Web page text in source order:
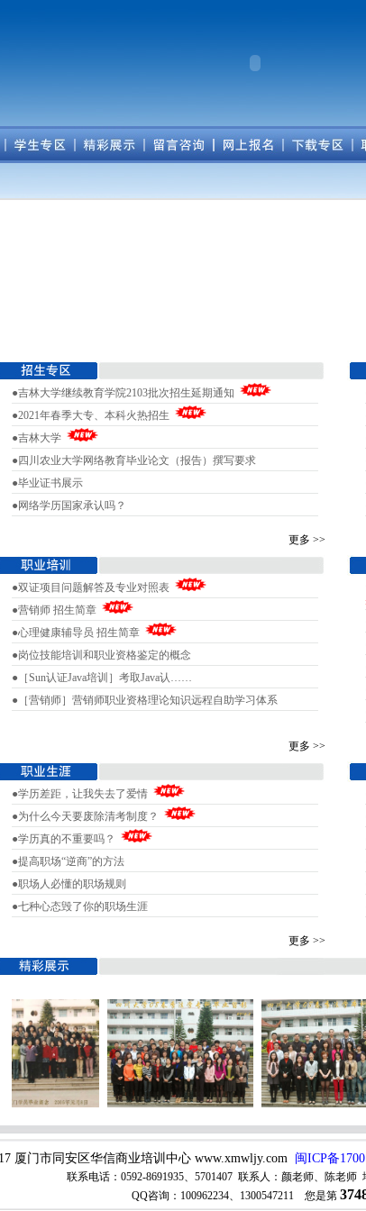
●吉林大学继续教育学院2103批次招生延期通知
●2021年春季大专、本科火热招生
●吉林大学
●四川农业大学网络教育毕业论文（报告）撰写要求
●毕业证书展示
●网络学历国家承认吗？
更多 >>
●双证项目问题解答及专业对照表
●营销师 招生简章
●心理健康辅导员 招生简章
●岗位技能培训和职业资格鉴定的概念
●［Sun认证Java培训］考取Java认……
●［营销师］营销师职业资格理论知识远程自助学习体系
更多 >>
●学历差距，让我失去了爱情
●为什么今天要废除清考制度？
●学历真的不重要吗？
●提高职场“逆商”的方法
●职场人必懂的职场规则
●七种心态毁了你的职场生涯
更多 >>
厦门市同安区华信商业培训中心 www.xmwljy.com 闽ICP备
联系电话：0592-8691935、5701407 联系人：颜老师、陈老师
QQ咨询：100962234、1300547211 您是第